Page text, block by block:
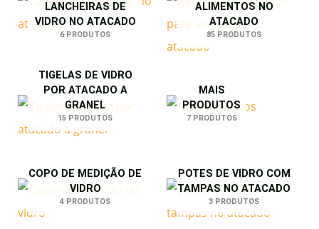
LANCHEIRAS DE
VIDRO NO ATACADO
6 PRODUTOS
ALIMENTOS NO
ATACADO
85 PRODUTOS
TIGELAS DE VIDRO
POR ATACADO A
GRANEL
15 PRODUTOS
MAIS
PRODUTOS
7 PRODUTOS
COPO DE MEDIÇÃO DE
VIDRO
4 PRODUTOS
POTES DE VIDRO COM
TAMPAS NO ATACADO
3 PRODUTOS